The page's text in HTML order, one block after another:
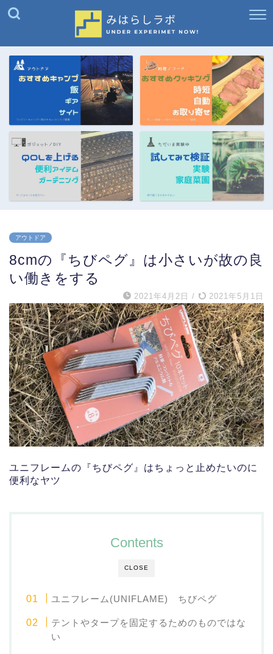
アウトドア
8cmの『ちびペグ』は小さいが故の良
い働きをする
2021年4月2日 / 2021年5月1日
ユニフレームの『ちびペグ』はちょっと止めたいのに
便利なヤツ
CLOSE
Contents
ユニフレーム(UNIFLAME) ちびペグ
テントやタープを固定するためのものではな
い